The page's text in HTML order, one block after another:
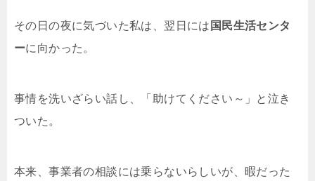
その日の夜に気づいた私は、翌日には 国民生活センタ
ーに向かった。
事情を洗いざらい話し、「助けてください～」と泣き
ついた。
本来、事業者の相談には乗らないらしいが、暇だった